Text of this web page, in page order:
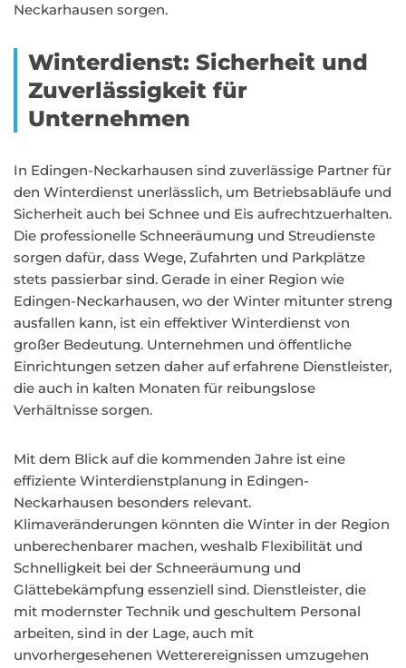
Neckarhausen sorgen.
Winterdienst: Sicherheit und
Zuverlässigkeit für
Unternehmen
In Edingen-Neckarhausen sind zuverlässige Partner für
den Winterdienst unerlässlich, um Betriebsabläufe und
Sicherheit auch bei Schnee und Eis aufrechtzuerhalten.
Die professionelle Schneeräumung und Streudienste
sorgen dafür, dass Wege, Zufahrten und Parkplätze
stets passierbar sind. Gerade in einer Region wie
Edingen-Neckarhausen, wo der Winter mitunter streng
ausfallen kann, ist ein effektiver Winterdienst von
großer Bedeutung. Unternehmen und öffentliche
Einrichtungen setzen daher auf erfahrene Dienstleister,
die auch in kalten Monaten für reibungslose
Verhältnisse sorgen.
Mit dem Blick auf die kommenden Jahre ist eine
effiziente Winterdienstplanung in Edingen-
Neckarhausen besonders relevant.
Klimaveränderungen könnten die Winter in der Region
unberechenbarer machen, weshalb Flexibilität und
Schnelligkeit bei der Schneeräumung und
Glättebekämpfung essenziell sind. Dienstleister, die
mit modernster Technik und geschultem Personal
arbeiten, sind in der Lage, auch mit
unvorhergesehenen Wetterereignissen umzugehen